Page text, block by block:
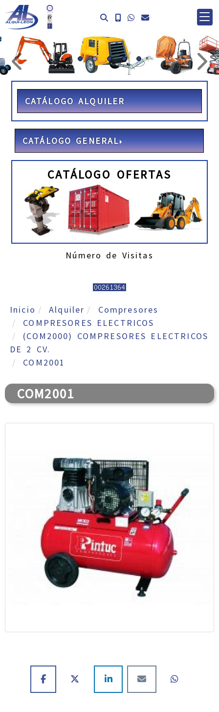
prev
CATÁLOGO ALQUILER
CATÁLOGO GENERAL
CATÁLOGO OFERTAS
Número de Visitas
Inicio Alquiler
Compresores
COMPRESORES ELECTRICOS
(COM2000) COMPRESORES ELECTRICOS
DE 2 CV.
COM2001
COM2001